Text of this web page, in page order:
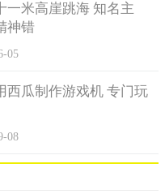
，于是全部下车去看隧道
并未发现什么奇怪的地
人根本无法打开，那人就
实在让人无法相信。
物理学家说，在人类生存
的“时空隧道”，失踪人员
知了，或许这个世界真的
一米高崖跳海 知名主
神错
05
西瓜制作游戏机 专门玩
08